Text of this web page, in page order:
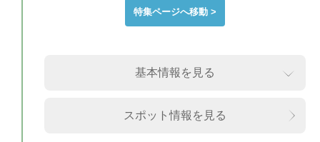
特集ページへ移動 >
基本情報を見る
スポット情報を見る